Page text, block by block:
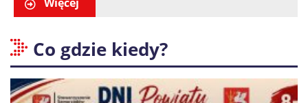
Co gdzie kiedy?